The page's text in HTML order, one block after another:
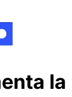
la